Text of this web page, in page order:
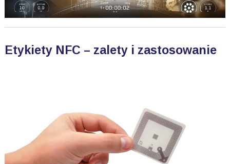
Etykiety NFC – zalety i zastosowanie